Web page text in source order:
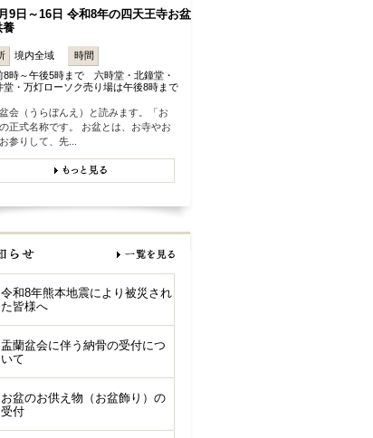
9日～16日 令和8年の四天王寺お盆
養
境内全域
時間
8時～午後5時まで 六時堂・北鐘堂・
堂・万灯ローソク売り場は午後8時まで
会（うらぼんえ）と読みます。「お
正式名称です。 お盆とは、お寺やお
参りして、先...
令和8年熊本地震により被災され
た皆様へ
盂蘭盆会に伴う納骨の受付につ
いて
お盆のお供え物（お盆飾り）の
受付